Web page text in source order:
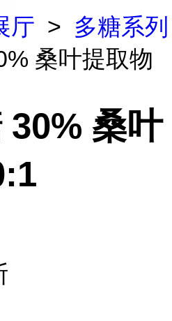
厅 > 多糖系列
桑叶提取物
30% 桑叶